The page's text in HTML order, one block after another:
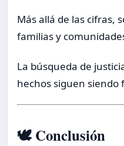
Más allá de las cifras,
familias y
La búsqueda de
hechos siguen
🕊️ Conclusión